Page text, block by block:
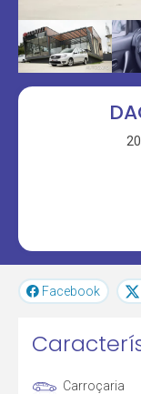
Facebook
Carroçaria